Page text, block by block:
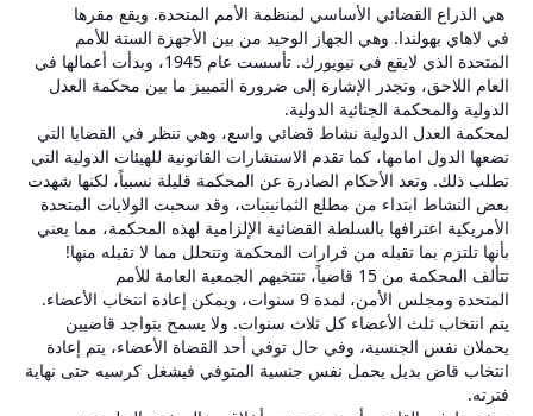
هي الذراع القضائي الأساسي لمنظمة الأمم المتحدة. ويقع مقرها
في لاهاي بهولندا. وهي الجهاز الوحيد من بين الأجهزة الستة للأمم
المتحدة الذي لايقع في نيويورك. تأسست عام 1945، وبدأت أعمالها في
العام اللاحق، وتجدر الإشارة إلى ضرورة التمييز ما بين محكمة العدل
الدولية والمحكمة الجنائية الدولية.
لمحكمة العدل الدولية نشاط قضائي واسع، وهي تنظر في القضايا التي
تضعها الدول امامها، كما تقدم الاستشارات القانونية للهيئات الدولية التي
تطلب ذلك. وتعد الأحكام الصادرة عن المحكمة قليلة نسبياً، لكنها شهدت
بعض النشاط ابتداء من مطلع الثمانينيات، وقد سحبت الولايات المتحدة
الأمريكية اعترافها بالسلطة القضائية الإلزامية لهذه المحكمة، مما يعني
بأنها تلتزم بما تقبله من قرارات المحكمة وتتحلل مما لا تقبله منها!
تتألف المحكمة من 15 قاضياً، تنتخبهم الجمعية العامة للأمم
المتحدة ومجلس الأمن، لمدة 9 سنوات، ويمكن إعادة انتخاب الأعضاء.
يتم انتخاب ثلث الأعضاء كل ثلاث سنوات. ولا يسمح بتواجد قاضيين
يحملان نفس الجنسية، وفي حال توفي أحد القضاة الأعضاء، يتم إعادة
انتخاب قاض بديل يحمل نفس جنسية المتوفي فيشغل كرسيه حتى نهاية
فترته.